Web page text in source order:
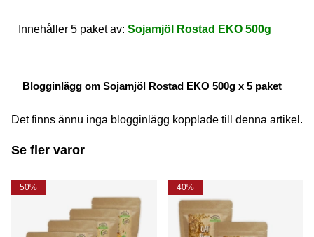
Innehåller 5 paket av: Sojamjöl Rostad EKO 500g
Blogginlägg om Sojamjöl Rostad EKO 500g x 5 paket
Det finns ännu inga blogginlägg kopplade till denna artikel.
Se fler varor
50% 40%